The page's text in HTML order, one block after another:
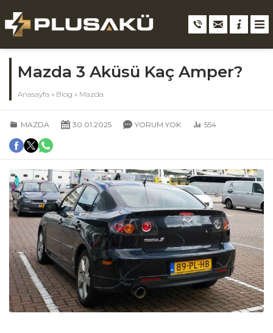
Mazda 3 Aküsü Kaç Amper?
Anasayfa » Blog » Mazda
MAZDA 30.01.2025 YORUM YOK 554